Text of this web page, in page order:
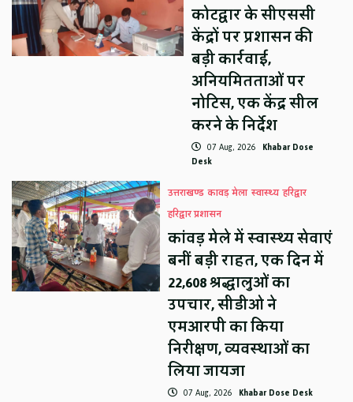
कोटद्वार के सीएससी
केंद्रों पर प्रशासन की
बड़ी कार्रवाई,
अनियमितताओं पर
नोटिस, एक केंद्र सील
करने के निर्देश
07 Aug, 2026 Khabar Dose
Desk
उत्तराखण्ड कावड़ मेला स्वास्थ्य हरिद्वार
हरिद्वार प्रशासन
कांवड़ मेले में स्वास्थ्य सेवाएं
बनीं बड़ी राहत, एक दिन में
22,608 श्रद्धालुओं का
उपचार, सीडीओ ने
एमआरपी का किया
निरीक्षण, व्यवस्थाओं का
लिया जायजा
07 Aug, 2026 Khabar Dose Desk